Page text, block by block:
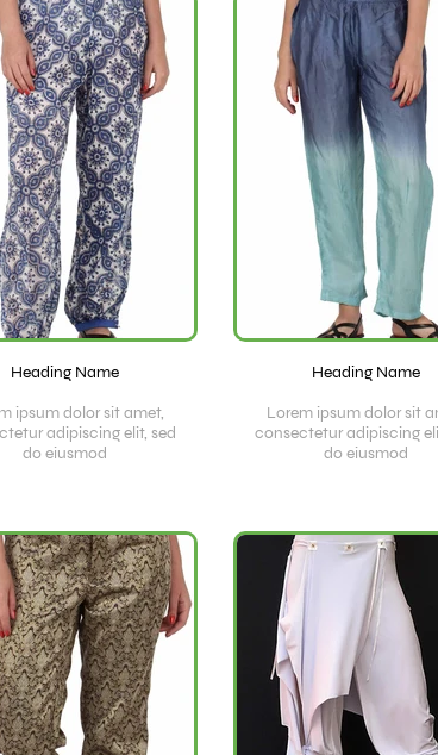
Heading Name
ipsum dolor sit amet,
adipiscing elit, sed
do eiusmod
Heading Name
Lorem ipsum dolor sit
consectetur adipiscing
do eiusmod